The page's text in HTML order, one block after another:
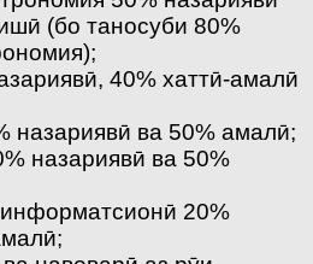
(бо таносуби 80%
40% хаттӣ-амалӣ
назариявӣ ва 50% амалӣ;
назариявӣ ва 50%
20%